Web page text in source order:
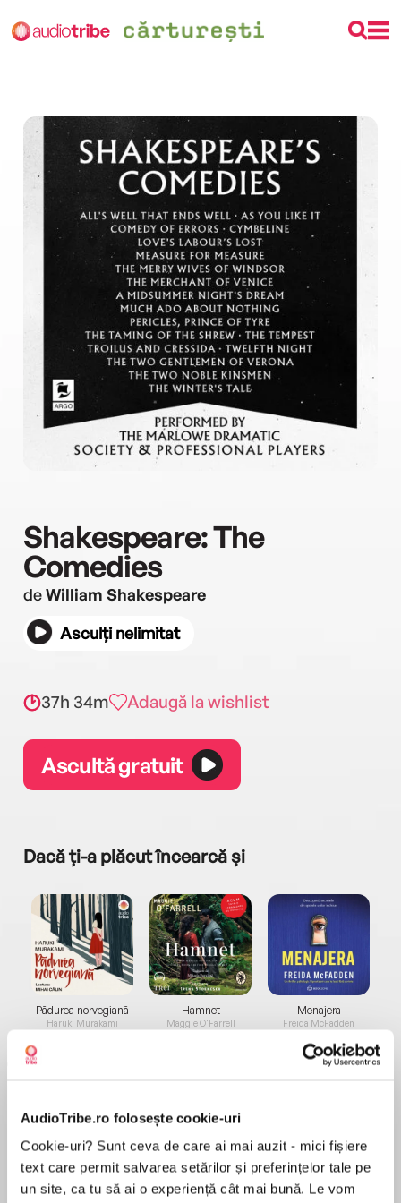
AudioTribe.ro folosește cookie-uri
Cookie-uri? Sunt ceva de care ai mai auzit - mici fișiere
text care permit salvarea setărilor și preferințelor tale pe
un site, ca tu să ai o experiență cât mai bună. Le vom
Shakespeare: The
Comedies
deWilliam Shakespeare
Asculți nelimitat
37h 34m Adaugă la wishlist
Ascultă gratuit
Dacă ți-a plăcut încearcă și
Pădurea norvegiană
Haruki Murakami
Elita de Argint (Elita
de...
Dani Francis
Hamnet
Maggie O'Farrell
Diavolul se îmbracă de
la...
Lauren Weisberger
Menajera
Freida McFadden
Migdală
Sohn Won-pyung